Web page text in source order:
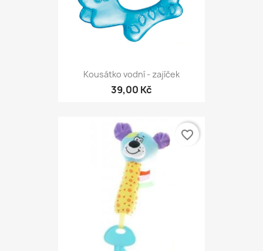
Kousátko vodní - zajíček
39,00 Kč
favorite_border